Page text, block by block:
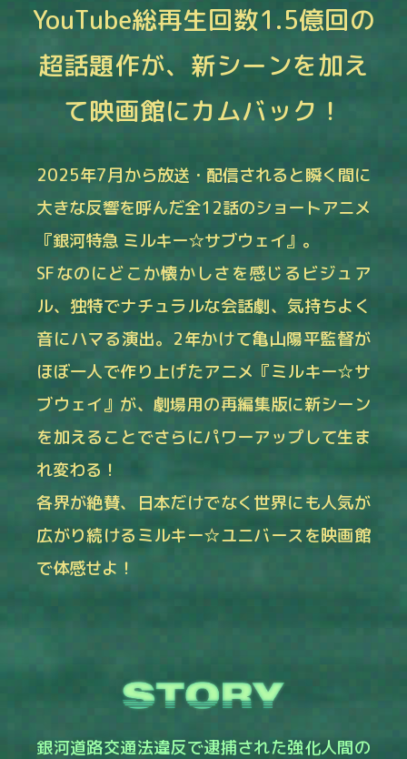
YouTube総再生回数1.5億回の
超話題作が、 新シーンを加え
て映画館にカムバック！
2025年7月から放送・配信されると瞬く間に
大きな反響を呼んだ全12話のショートアニメ
『銀河特急 ミルキー☆サブウェイ』。
SFなのにどこか懐かしさを感じるビジュア
ル、独特でナチュラルな会話劇、気持ちよく
音にハマる演出。2年かけて亀山陽平監督が
ほぼ一人で作り上げたアニメ『ミルキー☆サ
ブウェイ』が、劇場用の再編集版に新シーン
を加えることでさらにパワーアップして生ま
れ変わる！
各界が絶賛、日本だけでなく世界にも人気が
広がり続けるミルキー☆ユニバースを映画館
で体感せよ！
銀河道路交通法違反で逮捕された強化人間の